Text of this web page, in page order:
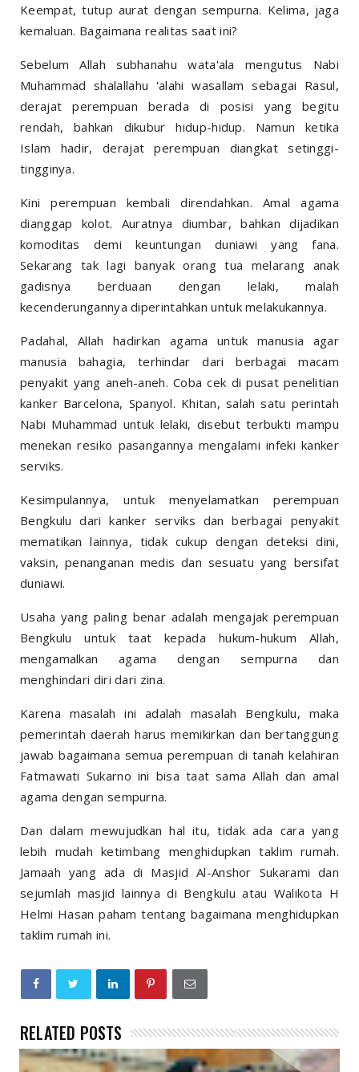
Keempat, tutup aurat dengan sempurna. Kelima, jaga
kemaluan. Bagaimana realitas saat ini?
Sebelum Allah subhanahu wata'ala mengutus Nabi
Muhammad shalallahu 'alahi wasallam sebagai Rasul,
derajat perempuan berada di posisi yang begitu
rendah, bahkan dikubur hidup-hidup. Namun ketika
Islam hadir, derajat perempuan diangkat setinggi-
tingginya.
Kini perempuan kembali direndahkan. Amal agama
dianggap kolot. Auratnya diumbar, bahkan dijadikan
komoditas demi keuntungan duniawi yang fana.
Sekarang tak lagi banyak orang tua melarang anak
gadisnya berduaan dengan lelaki, malah
kecenderungannya diperintahkan untuk melakukannya.
Padahal, Allah hadirkan agama untuk manusia agar
manusia bahagia, terhindar dari berbagai macam
penyakit yang aneh-aneh. Coba cek di pusat penelitian
kanker Barcelona, Spanyol. Khitan, salah satu perintah
Nabi Muhammad untuk lelaki, disebut terbukti mampu
menekan resiko pasangannya mengalami infeki kanker
serviks.
Kesimpulannya, untuk menyelamatkan perempuan
Bengkulu dari kanker serviks dan berbagai penyakit
mematikan lainnya, tidak cukup dengan deteksi dini,
vaksin, penanganan medis dan sesuatu yang bersifat
duniawi.
Usaha yang paling benar adalah mengajak perempuan
Bengkulu untuk taat kepada hukum-hukum Allah,
mengamalkan agama dengan sempurna dan
menghindari diri dari zina.
Karena masalah ini adalah masalah Bengkulu, maka
pemerintah daerah harus memikirkan dan bertanggung
jawab bagaimana semua perempuan di tanah kelahiran
Fatmawati Sukarno ini bisa taat sama Allah dan amal
agama dengan sempurna.
Dan dalam mewujudkan hal itu, tidak ada cara yang
lebih mudah ketimbang menghidupkan taklim rumah.
Jamaah yang ada di Masjid Al-Anshor Sukarami dan
sejumlah masjid lainnya di Bengkulu atau Walikota H
Helmi Hasan paham tentang bagaimana menghidupkan
taklim rumah ini.
RELATED POSTS